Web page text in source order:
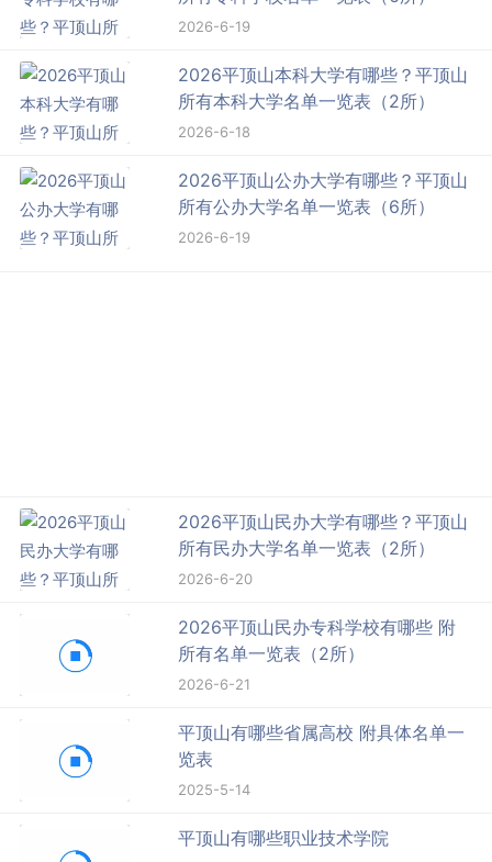
2026-6-19
2026平顶山本科大学有哪些？平顶山
所有本科大学名单一览表（2所）
2026-6-18
2026平顶山公办大学有哪些？平顶山
所有公办大学名单一览表（6所）
2026-6-19
2026平顶山民办大学有哪些？平顶山
所有民办大学名单一览表（2所）
2026-6-20
2026平顶山民办专科学校有哪些 附
所有名单一览表（2所）
2026-6-21
平顶山有哪些省属高校 附具体名单一
览表
2025-5-14
平顶山有哪些职业技术学院